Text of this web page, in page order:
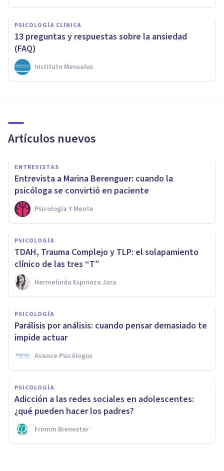
PSICOLOGÍA CLÍNICA
13 preguntas y respuestas sobre la ansiedad
(FAQ)
Instituto Mensalus
Artículos nuevos
ENTREVISTAS
Entrevista a Marina Berenguer: cuando la
psicóloga se convirtió en paciente
Psicología Y Mente
PSICOLOGÍA
TDAH, Trauma Complejo y TLP: el solapamiento
clínico de las tres “T”
Hermelinda Espinoza Jara
PSICOLOGÍA
Parálisis por análisis: cuando pensar demasiado te
impide actuar
Avance Psicólogos
PSICOLOGÍA
Adicción a las redes sociales en adolescentes:
¿qué pueden hacer los padres?
Fromm Bienestar